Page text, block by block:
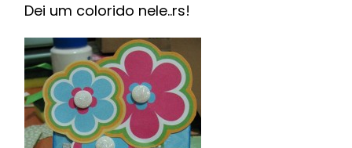
Dei um colorido nele..rs!